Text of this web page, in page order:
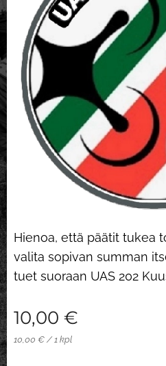
Hienoa, että päätit tukea
valita sopivan summan
tuet suoraan UAS 202
10,00 €
10,00 € / 1 kpl